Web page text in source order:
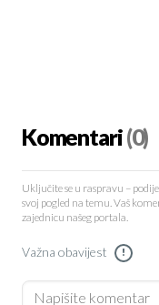
Komentari(0)
Uključite se u raspravu –
svoj pogled na temu. Vaš
zajednicu našeg portala.
Važna obavijest !